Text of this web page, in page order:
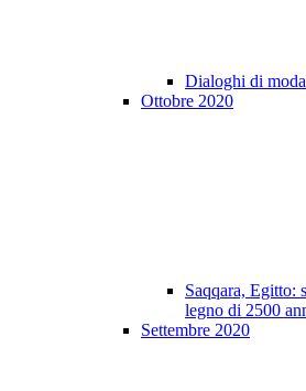
Dialoghi di
Ottobre 2020
Saqqara, Egitto:
legno di 2500
Settembre 2020